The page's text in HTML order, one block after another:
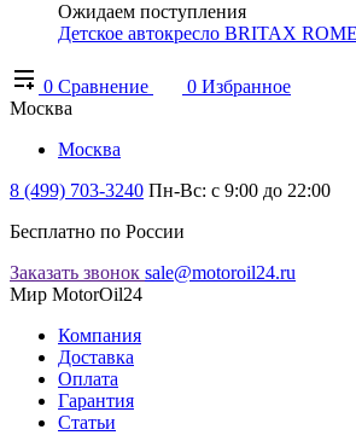
Ожидаем поступления
Детское автокресло BRITAX
0 Сравнение 0 Избранное
Москва
Москва
8 (499) 703-3240 Пн-Вс: с 9:00 до 22:00
Бесплатно по России
Заказать звонок sale@motoroil24.ru
Мир MotorOil24
Компания
Доставка
Оплата
Гарантия
Статьи